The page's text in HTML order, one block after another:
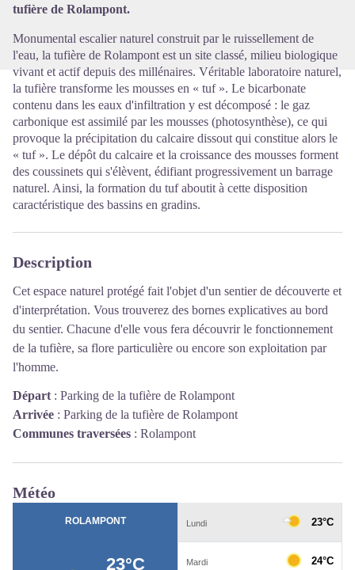
tufière de Rolampont.
Monumental escalier naturel construit par le ruissellement de
l'eau, la tufière de Rolampont est un site classé, milieu biologique
vivant et actif depuis des millénaires. Véritable laboratoire naturel,
la tufière transforme les mousses en « tuf ». Le bicarbonate
contenu dans les eaux d'infiltration y est décomposé : le gaz
carbonique est assimilé par les mousses (photosynthèse), ce qui
provoque la précipitation du calcaire dissout qui constitue alors le
« tuf ». Le dépôt du calcaire et la croissance des mousses forment
des coussinets qui s'élèvent, édifiant progressivement un barrage
naturel. Ainsi, la formation du tuf aboutit à cette disposition
caractéristique des bassins en gradins.
Description
Cet espace naturel protégé fait l'objet d'un sentier de découverte et
d'interprétation. Vous trouverez des bornes explicatives au bord
du sentier. Chacune d'elle vous fera découvrir le fonctionnement
de la tufière, sa flore particulière ou encore son exploitation par
l'homme.
Départ : Parking de la tufière de Rolampont
Arrivée : Parking de la tufière de Rolampont
Communes traversées : Rolampont
Météo